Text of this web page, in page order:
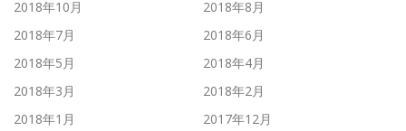
2018年10月
2018年8月
2018年7月
2018年6月
2018年5月
2018年4月
2018年3月
2018年2月
2018年1月
2017年12月